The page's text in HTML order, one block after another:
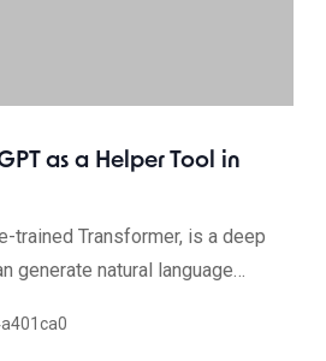
as a Helper Tool in
trained Transformer, is a deep
generate natural language…